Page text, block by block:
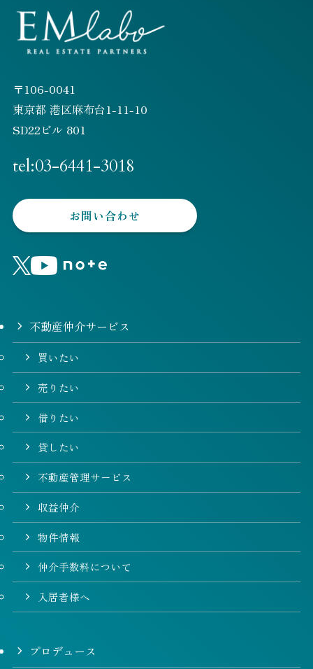
〒106-0041
東京都 港区麻布台1-11-10
SD22ビル 801
tel:03-6441-3018
お問い合わせ
不動産仲介サービス
買いたい
売りたい
借りたい
貸したい
不動産管理サービス
収益仲介
物件情報
仲介手数料について
入居者様へ
プロデュース